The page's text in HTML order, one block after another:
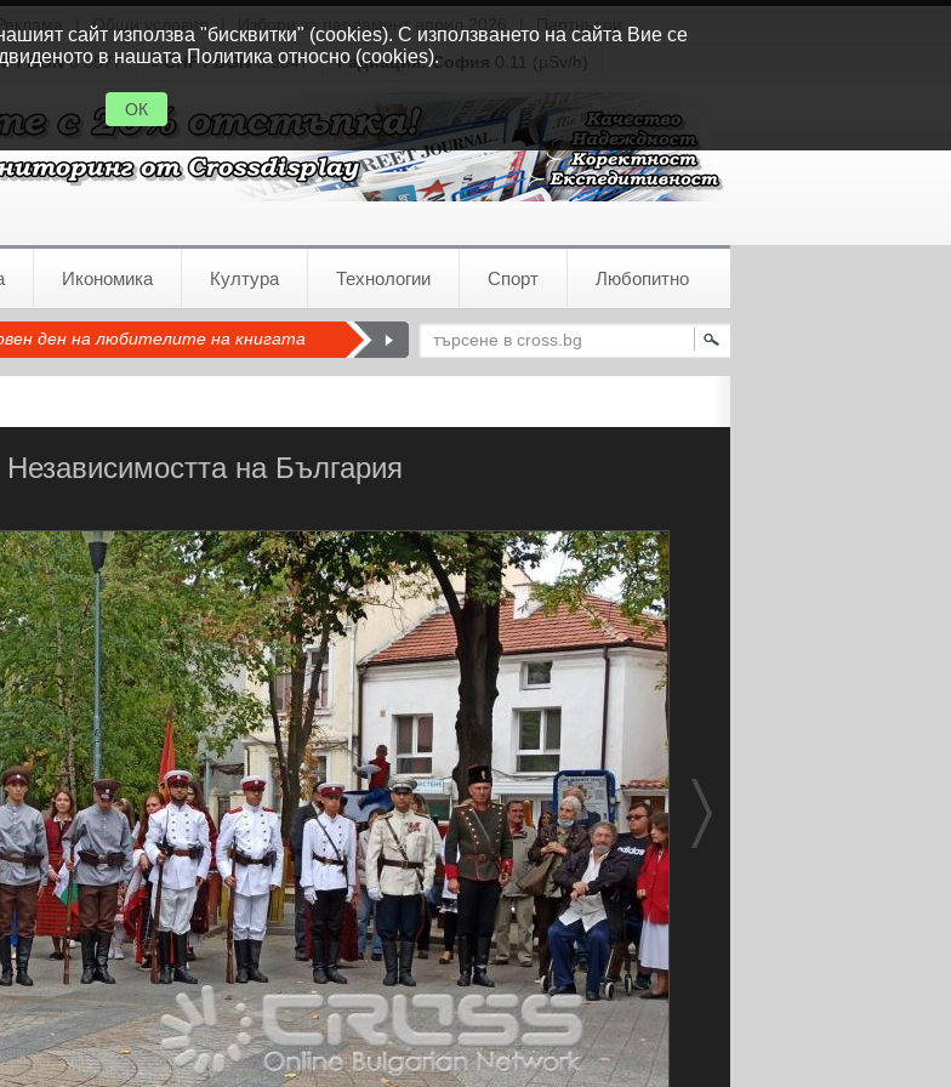
Общи условия Избори за парламент април 2026
Партньори
/ BGN0.8577 CHF / BGN0.9347 Радиация:София 0.11 (µSv/h)
Икономика Култура Технологии Спорт Любопитно
ден на любителите на книгата
на България
сайт използва "бисквитки" (cookies). С използването на сайта Вие се
в нашата Политика относно (cookies).
ОК